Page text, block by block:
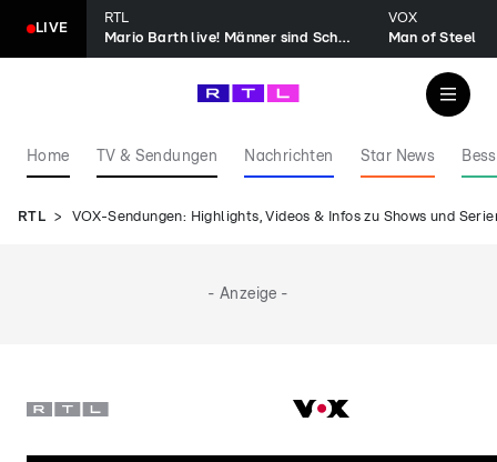
LIVE
RTL
Mario Barth live! Männer sind Schweine - Frauen aber auch 2.0
VOX
Man of Steel
Home TV & Sendungen Nachrichten Star News
RTL VOX-Sendungen: Highlights, Videos & Infos zu Shows und
- Anzeige -